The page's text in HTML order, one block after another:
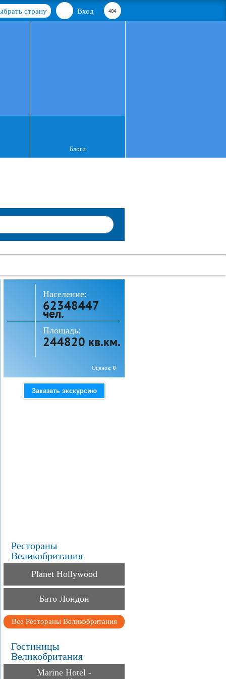
Вход
страну
Блоги
Население:
62348447
чел.
Площадь:
244820 кв.км.
Оценок: 0
Заказать экскурсию
Рестораны
Великобритания
Planet Hollywood
Бато Лондон
Все Рестораны Великобритания
Гостиницы
Великобритания
Marine Hotel -